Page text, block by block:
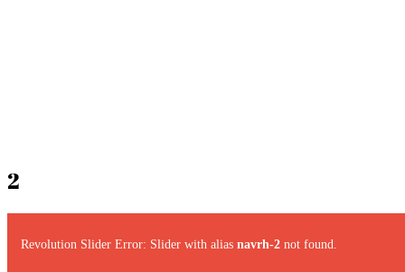
2
Revolution Slider Error: Slider with alias navrh-2 not found.